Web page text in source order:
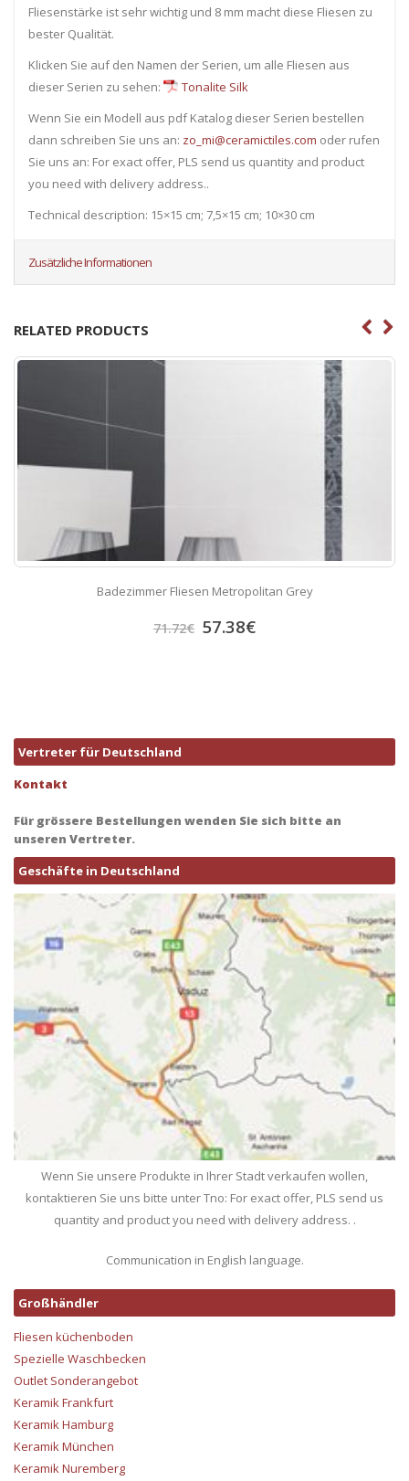
Fliesenstärke ist sehr wichtig und 8 mm macht diese Fliesen zu
bester Qualität.
Klicken Sie auf den Namen der Serien, um alle Fliesen ​​aus
dieser Serien zu sehen:
Tonalite Silk
Wenn Sie ein Modell aus pdf Katalog dieser Serien bestellen
dann schreiben Sie uns an: zo_mi@ceramictiles.com oder rufen
Sie uns an: For exact offer, PLS send us quantity and product
you need with delivery address..
Technical description: 15×15 cm; 7,5×15 cm; 10×30 cm
Zusätzliche Informationen
RELATED PRODUCTS
Badezimmer Fliesen Metropolitan Grey
71.72€ 57.38€
Vertreter für Deutschland
Kontakt
Für grössere Bestellungen wenden Sie sich bitte an
unseren Vertreter.
Geschäfte in Deutschland
Wenn Sie unsere Produkte in Ihrer Stadt verkaufen wollen,
kontaktieren Sie uns bitte unter Tno: For exact offer, PLS send us
quantity and product you need with delivery address. .
Communication in English language.
Großhändler
Fliesen küchenboden
Spezielle Waschbecken
Outlet Sonderangebot
Keramik Frankfurt
Keramik Hamburg
Keramik München
Keramik Nuremberg